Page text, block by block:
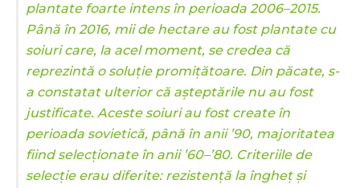
plantate foarte intens în perioada 2006–2015.
Până în 2016, mii de hectare au fost plantate cu
soiuri care, la acel moment, se credea că
reprezintă o soluție promițătoare. Din păcate, s-
a constatat ulterior că așteptările nu au fost
justificate. Aceste soiuri au fost create în
perioada sovietică, până în anii ’90, majoritatea
fiind selecționate în anii ’60–’80. Criteriile de
selecție erau diferite: rezistență la îngheț și